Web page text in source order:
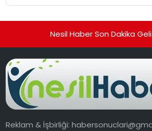
Nesil Haber Son Dakika
Reklam & İşbirliği: